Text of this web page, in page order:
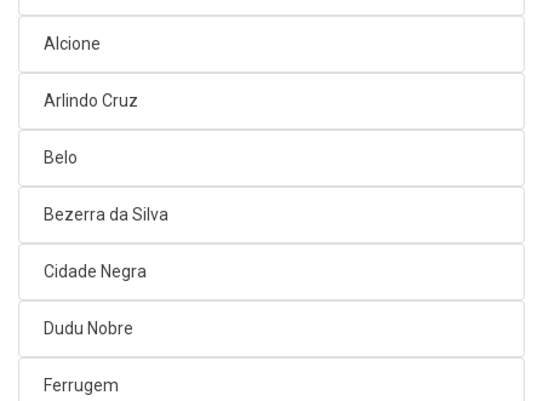
Alcione
Arlindo Cruz
Belo
Bezerra da Silva
Cidade Negra
Dudu Nobre
Ferrugem